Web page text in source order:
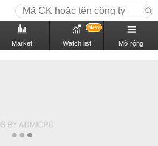
Market Watch list
New
Mở rộng